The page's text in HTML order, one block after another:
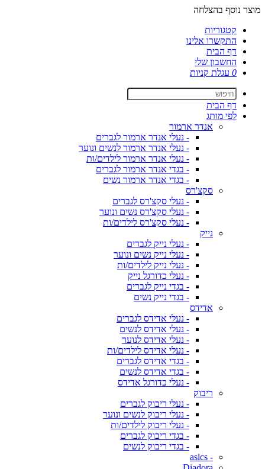
מוצר נוסף בהצלחה
קטגוריות
התקשרו אלינו
דף הבית
החשבון שלי
0 עגלת קניות
דף הבית
לפי מותג
אנדר ארמור
- נעלי אנדר ארמור לגברים
- נעלי אנדר ארמור לנשים ונוער
- נעלי אנדר ארמור לילדים/ות
- בגדי אנדר ארמור לגברים
- בגדי אנדר ארמור נשים
סקצ'רס
- נעלי סקצ'רס לגברים
- נעלי סקצ'רס נשים ונוער
- נעלי סקצ'רס לילדים/ות
נייק
- נעלי נייק לגברים
- נעלי נייק נשים ונוער
- נעלי נייק לילדים/ות
- נעלי כדורגל נייק
- בגדי נייק לגברים
- בגדי נייק נשים
אדידס
- נעלי אדידס לגברים
- נעלי אדידס לנשים
- נעלי אדידס לנוער
- נעלי אדידס לילדים/ות
- בגדי אדידס לגברים
- בגדי אדידס לנשים
- נעלי כדורגל אדידס
ריבוק
- נעלי ריבוק לגברים
- נעלי ריבוק לנשים ונוער
- נעלי ריבוק לילדים/ות
- בגדי ריבוק לגברים
- בגדי ריבוק לנשים
- asics